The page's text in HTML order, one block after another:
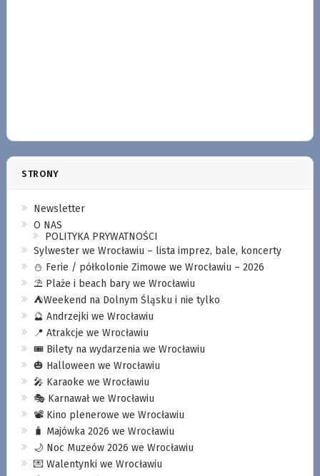
STRONY
Newsletter
O NAS
POLITYKA PRYWATNOŚCI
Sylwester we Wrocławiu – lista imprez, bale, koncerty
⛄️ Ferie / półkolonie Zimowe we Wrocławiu – 2026
⛱️ Plaże i beach bary we Wrocławiu
⛺️Weekend na Dolnym Śląsku i nie tylko
🔮 Andrzejki we Wrocławiu
📍 Atrakcje we Wrocławiu
🎟️ Bilety na wydarzenia we Wrocławiu
🎃 Halloween we Wrocławiu
🎤 Karaoke we Wrocławiu
🎭 Karnawał we Wrocławiu
📽️ Kino plenerowe we Wrocławiu
🧳 Majówka 2026 we Wrocławiu
🌙 Noc Muzeów 2026 we Wrocławiu
💌 Walentynki we Wrocławiu